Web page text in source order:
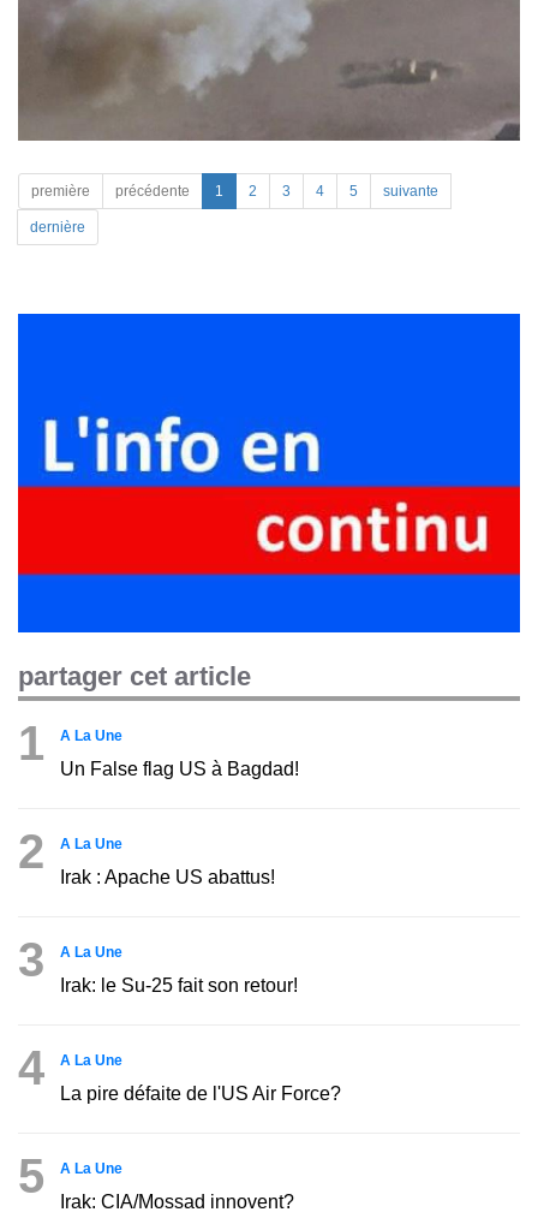
première précédente 1 2 3 4 5 suivante
dernière
partager cet article
1 A La Une
Un False flag US à Bagdad!
2 A La Une
Irak : Apache US abattus!
3 A La Une
Irak: le Su-25 fait son retour!
4 A La Une
La pire défaite de l'US Air Force?
5 A La Une
Irak: CIA/Mossad innovent?